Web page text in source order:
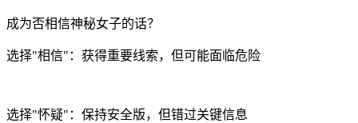
成为否相信神秘女子的话？
选择"相信"：获得重要线索，但可能面临危险
选择"怀疑"：保持安全版，但错过关键信息